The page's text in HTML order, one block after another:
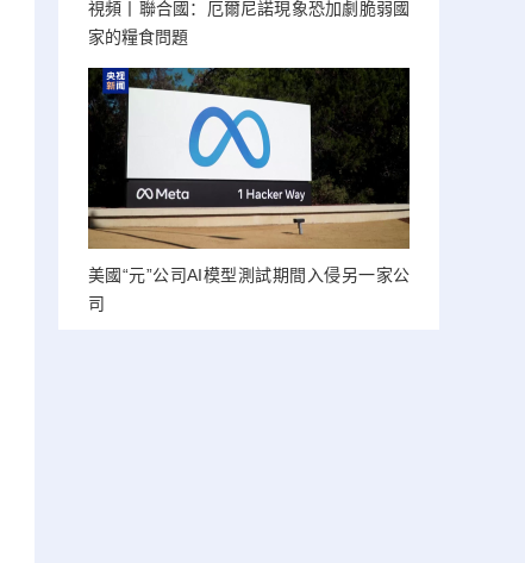
視頻丨聯合國：厄爾尼諾現象恐加劇脆弱國
家的糧食問題
美國“元”公司AI模型測試期間入侵另一家公
司